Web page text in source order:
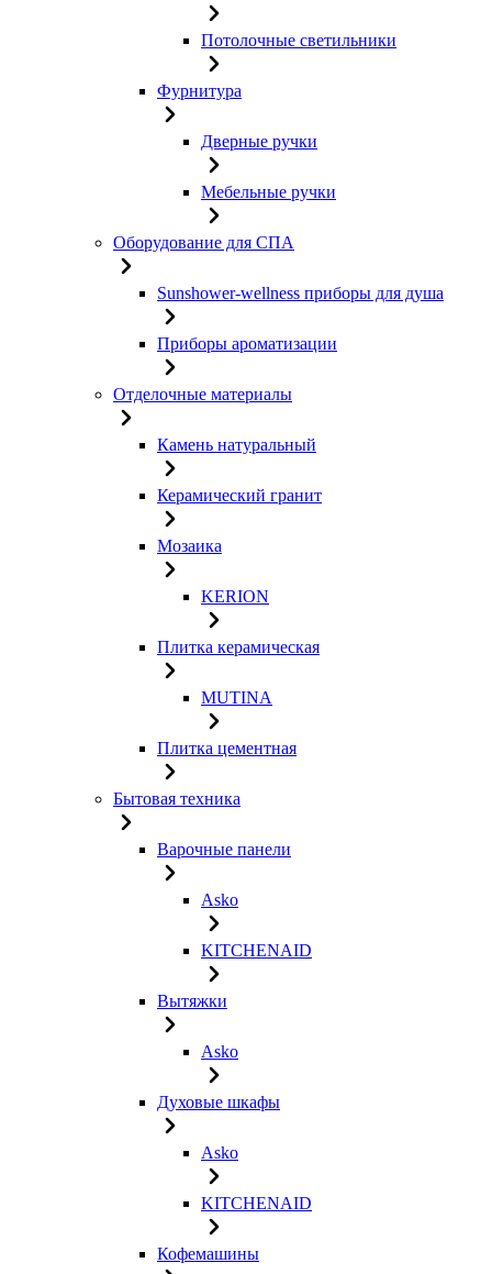
Потолочные светильники
Фурнитура
Дверные ручки
Мебельные ручки
Оборудование для СПА
Sunshower-wellness приборы для душа
Приборы ароматизации
Отделочные материалы
Камень натуральный
Керамический гранит
Мозаика
KERION
Плитка керамическая
MUTINA
Плитка цементная
Бытовая техника
Варочные панели
Asko
KITCHENAID
Вытяжки
Asko
Духовые шкафы
Asko
KITCHENAID
Кофемашины